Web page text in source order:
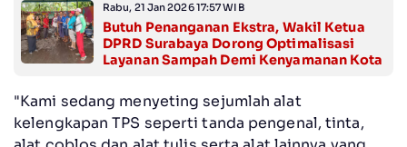
Rabu, 21 Jan 2026 17:57 WIB
Butuh Penanganan Ekstra, Wakil Ketua
DPRD Surabaya Dorong Optimalisasi
Layanan Sampah Demi Kenyamanan Kota
"Kami sedang menyeting sejumlah alat
kelengkapan TPS seperti tanda pengenal, tinta,